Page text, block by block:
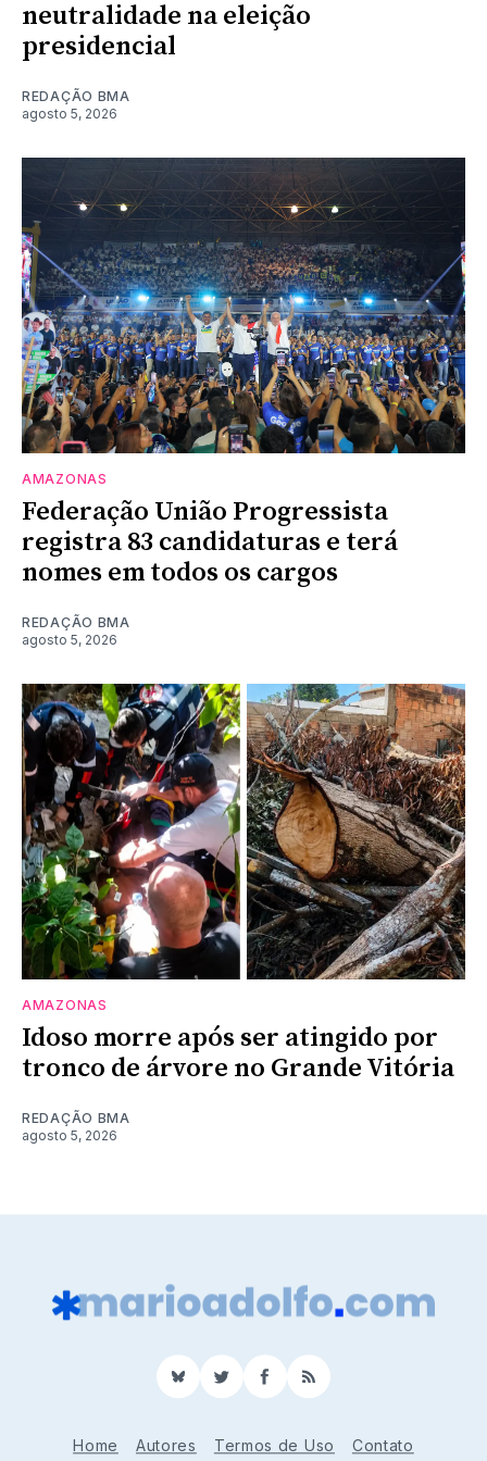
neutralidade na eleição
presidencial
REDAÇÃO BMA
agosto 5, 2026
AMAZONAS
Federação União Progressista
registra 83 candidaturas e terá
nomes em todos os cargos
REDAÇÃO BMA
agosto 5, 2026
AMAZONAS
Idoso morre após ser atingido por
tronco de árvore no Grande Vitória
REDAÇÃO BMA
agosto 5, 2026
BlueSkyTwitterFacebook
RSS
Home Autores Termos de Uso Contato